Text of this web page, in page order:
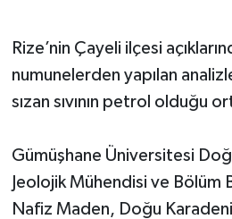
Rize’nin Çayeli ilçesi
numunelerden yapılan
sızan sıvının petrol olduğu
Gümüşhane Üniversitesi
Jeolojik Mühendisi ve Bölüm
Nafiz Maden, Doğu